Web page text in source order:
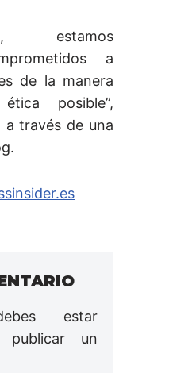
estamos
a
de la manera
posible”,
a través de una
estar
un